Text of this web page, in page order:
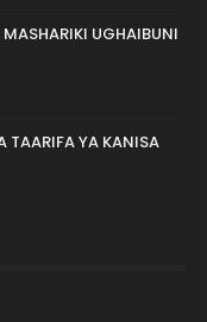
UGHAIBUNI
TAARIFA YA KANISA